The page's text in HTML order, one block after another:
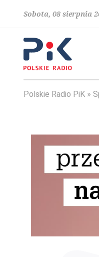
Sobota, 08 sierpnia
Polskie Radio PiK